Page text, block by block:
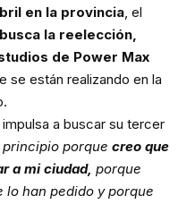
en la provincia, el
la reelección,
de Power Max
se están realizando en la
a buscar su tercer
principio porque creo que
a mi ciudad, porque
lo han pedido y porque